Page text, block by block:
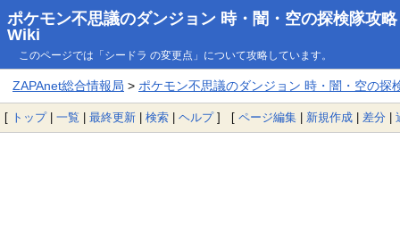
ポケモン不思議のダンジョン 時・闇・空の探検隊攻略
Wiki
このページでは「シードラ の変更点」について攻略しています。
ZAPAnet総合情報局 > ポケモン不思議のダンジョン 時・闇・空の探
[ トップ| 一覧 | 最終更新 | 検索 | ヘルプ] [ ページ編集 | 新規作成 | 差分 |